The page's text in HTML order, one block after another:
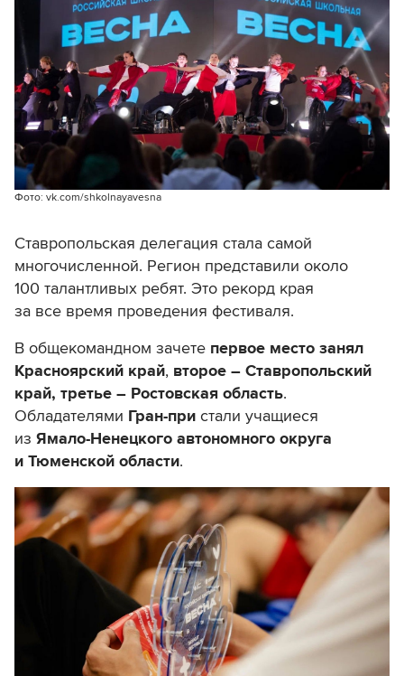
Фото: vk.com/shkolnayavesna
Ставропольская делегация стала самой
многочисленной. Регион представили около
100 талантливых ребят. Это рекорд края
за все время проведения фестиваля.
В общекомандном зачете первое место занял
Красноярский край, второе – Ставропольский
край, третье – Ростовская область.
Обладателями Гран-при стали учащиеся
из Ямало-Ненецкого автономного округа
и Тюменской области.